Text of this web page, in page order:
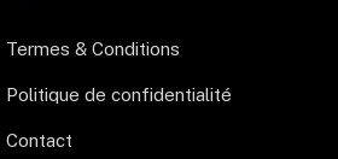
Termes & Conditions
Politique de confidentialité
Contact